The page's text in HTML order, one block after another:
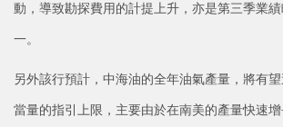
動，導致勘探費用的計提上升，亦是第三季業
一。
另外該行預計，中海油的全年油氣產量，將有
當量的指引上限，主要由於在南美的產量快速